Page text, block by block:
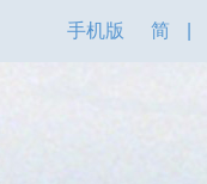
手机版 简